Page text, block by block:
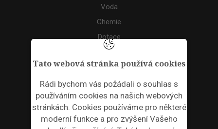
Tato webová stránka používá cookies
Rádi bychom vás požádali o souhlas s
používáním cookies na našich webových
stránkách. Cookies používáme pro některé
moderní funkce a pro zvýšení Vašeho
Voda
Chemie
Dotace
Akce
ODPADNÍ PLASTY
NEWSLETTER